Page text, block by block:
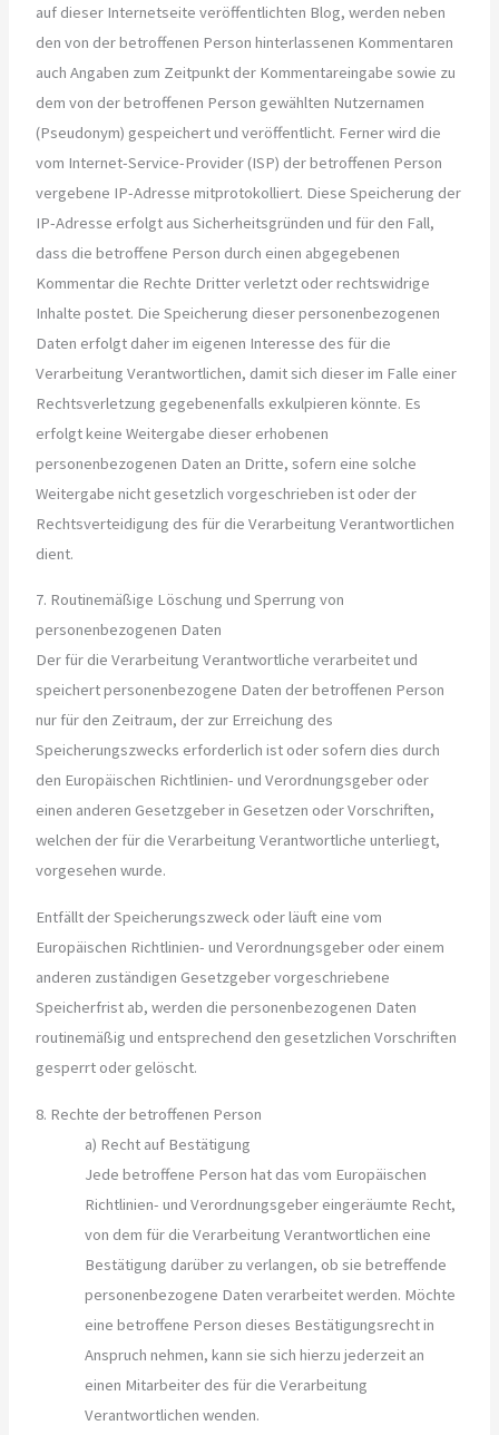
auf dieser Internetseite veröffentlichten Blog, werden neben
den von der betroffenen Person hinterlassenen Kommentaren
auch Angaben zum Zeitpunkt der Kommentareingabe sowie zu
dem von der betroffenen Person gewählten Nutzernamen
(Pseudonym) gespeichert und veröffentlicht. Ferner wird die
vom Internet-Service-Provider (ISP) der betroffenen Person
vergebene IP-Adresse mitprotokolliert. Diese Speicherung der
IP-Adresse erfolgt aus Sicherheitsgründen und für den Fall,
dass die betroffene Person durch einen abgegebenen
Kommentar die Rechte Dritter verletzt oder rechtswidrige
Inhalte postet. Die Speicherung dieser personenbezogenen
Daten erfolgt daher im eigenen Interesse des für die
Verarbeitung Verantwortlichen, damit sich dieser im Falle einer
Rechtsverletzung gegebenenfalls exkulpieren könnte. Es
erfolgt keine Weitergabe dieser erhobenen
personenbezogenen Daten an Dritte, sofern eine solche
Weitergabe nicht gesetzlich vorgeschrieben ist oder der
Rechtsverteidigung des für die Verarbeitung Verantwortlichen
dient.
7. Routinemäßige Löschung und Sperrung von
personenbezogenen Daten
Der für die Verarbeitung Verantwortliche verarbeitet und
speichert personenbezogene Daten der betroffenen Person
nur für den Zeitraum, der zur Erreichung des
Speicherungszwecks erforderlich ist oder sofern dies durch
den Europäischen Richtlinien- und Verordnungsgeber oder
einen anderen Gesetzgeber in Gesetzen oder Vorschriften,
welchen der für die Verarbeitung Verantwortliche unterliegt,
vorgesehen wurde.
Entfällt der Speicherungszweck oder läuft eine vom
Europäischen Richtlinien- und Verordnungsgeber oder einem
anderen zuständigen Gesetzgeber vorgeschriebene
Speicherfrist ab, werden die personenbezogenen Daten
routinemäßig und entsprechend den gesetzlichen Vorschriften
gesperrt oder gelöscht.
8. Rechte der betroffenen Person
a) Recht auf Bestätigung
Jede betroffene Person hat das vom Europäischen
Richtlinien- und Verordnungsgeber eingeräumte Recht,
von dem für die Verarbeitung Verantwortlichen eine
Bestätigung darüber zu verlangen, ob sie betreffende
personenbezogene Daten verarbeitet werden. Möchte
eine betroffene Person dieses Bestätigungsrecht in
Anspruch nehmen, kann sie sich hierzu jederzeit an
einen Mitarbeiter des für die Verarbeitung
Verantwortlichen wenden.